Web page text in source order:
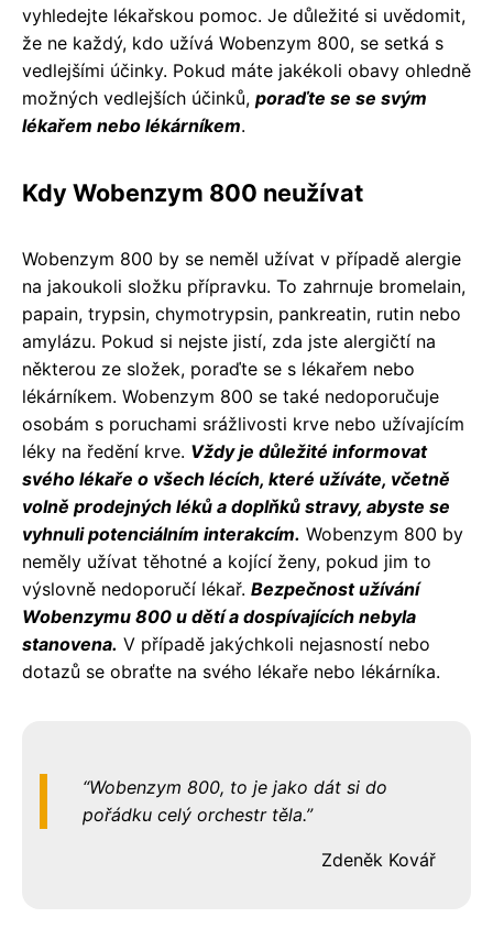
vyhledejte lékařskou pomoc. Je důležité si uvědomit,
že ne každý, kdo užívá Wobenzym 800, se setká s
vedlejšími účinky. Pokud máte jakékoli obavy ohledně
možných vedlejších účinků, poraďte se se svým
lékařem nebo lékárníkem.
Kdy Wobenzym 800 neužívat
Wobenzym 800 by se neměl užívat v případě alergie
na jakoukoli složku přípravku. To zahrnuje bromelain,
papain, trypsin, chymotrypsin, pankreatin, rutin nebo
amylázu. Pokud si nejste jistí, zda jste alergičtí na
některou ze složek, poraďte se s lékařem nebo
lékárníkem. Wobenzym 800 se také nedoporučuje
osobám s poruchami srážlivosti krve nebo užívajícím
léky na ředění krve. Vždy je důležité informovat
svého lékaře o všech lécích, které užíváte, včetně
volně prodejných léků a doplňků stravy, abyste se
vyhnuli potenciálním interakcím. Wobenzym 800 by
neměly užívat těhotné a kojící ženy, pokud jim to
výslovně nedoporučí lékař. Bezpečnost užívání
Wobenzymu 800 u dětí a dospívajících nebyla
stanovena. V případě jakýchkoli nejasností nebo
dotazů se obraťte na svého lékaře nebo lékárníka.
Wobenzym 800, to je jako dát si do
pořádku celý orchestr těla.
Zdeněk Kovář